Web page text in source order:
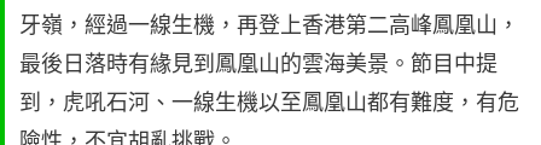
牙嶺，經過一線生機，再登上香港第二高峰鳳凰山，
最後日落時有緣見到鳳凰山的雲海美景。節目中提
到，虎吼石河、一線生機以至鳳凰山都有難度，有危